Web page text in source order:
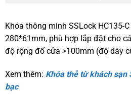
Khóa thông minh SSLock HC135-
280*61mm, phù hợp lắp đặt cho
độ rộng đố cửa >100mm (độ dày
Xem thêm: Khóa thẻ từ khách sạn
bạc